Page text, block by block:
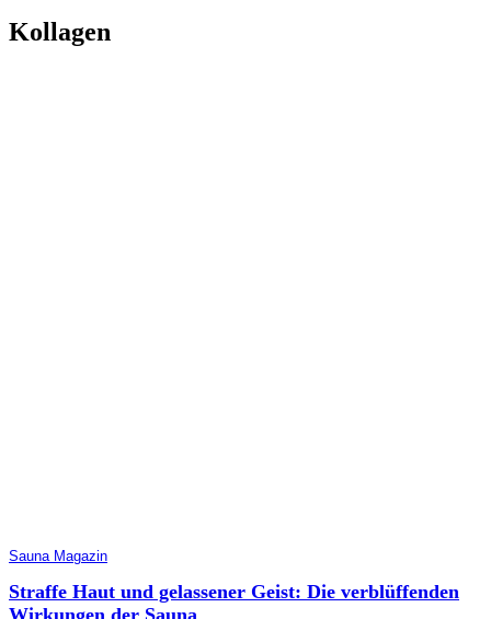
Kollagen
Sauna Magazin
Straffe Haut und gelassener Geist: Die verblüffenden
Wirkungen der Sauna